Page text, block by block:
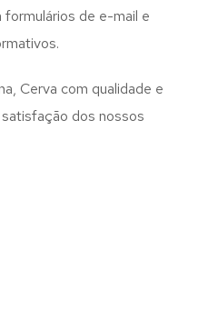
de e-mail e
Cerva com qualidade e
dos nossos